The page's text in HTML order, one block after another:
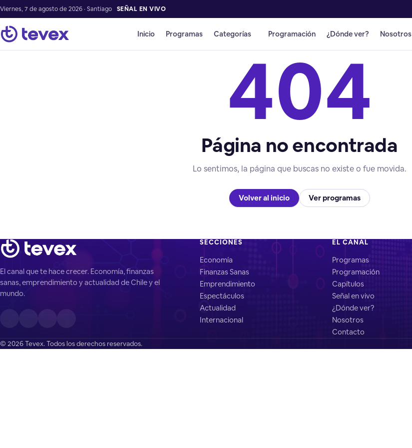
Viernes, 7 de agosto de 2026 · Santiago SEÑAL EN VIVO
Inicio Programas Categorías Programación ¿Dónde ver? Nosotros
404
Página no encontrada
Lo sentimos, la página que buscas no existe o fue movida.
Volver al inicio Ver programas
El canal que te hace crecer. Economía, finanzas
sanas, emprendimiento y actualidad de Chile y el
mundo.
SECCIONES
Economía
Finanzas Sanas
Emprendimiento
Espectáculos
Actualidad
Internacional
EL CANAL
Programas
Programación
Capítulos
Señal en vivo
¿Dónde ver?
Nosotros
Contacto
© 2026 Tevex. Todos los derechos reservados.